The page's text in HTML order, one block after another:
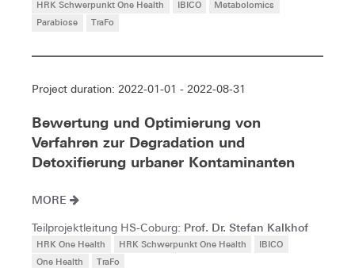
HRK Schwerpunkt One Health IBICO
Metabolomics
Parabiose
TraFo
Project duration: 2022-01-01 - 2022-08-31
Bewertung und Optimierung von
Verfahren zur Degradation und
Detoxifierung urbaner Kontaminanten
MORE
Teilprojektleitung HS-Coburg: Prof. Dr. Stefan Kalkhof
HRK One Health HRK Schwerpunkt One Health
IBICO
One Health
TraFo